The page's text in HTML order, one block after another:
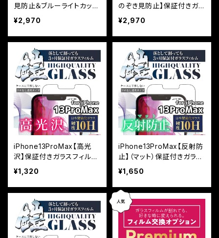
見防止＆ブルーライトカッ
ト】保証付きガラスフィルム
『鎧』全面フルカバー
¥2,970
のぞき見防止】保証付きガラ
スフィルム『鎧』全面フルカ
バー
¥2,970
iPhone13ProMax【高光
沢】保証付きガラスフィルム
『鎧』平面タイプ
¥1,320
iPhone13ProMax【反射防
止】（マット）保証付きガラス
フィルム『鎧』平面タイプ
¥1,650